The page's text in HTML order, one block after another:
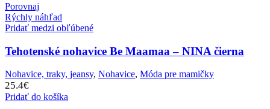
Porovnaj
Rýchly náhľad
Pridať medzi obľúbené
Tehotenské nohavice Be Maamaa – NINA čierna
Nohavice, traky, jeansy, Nohavice, Móda pre mamičky
25.4€
Pridať do košíka